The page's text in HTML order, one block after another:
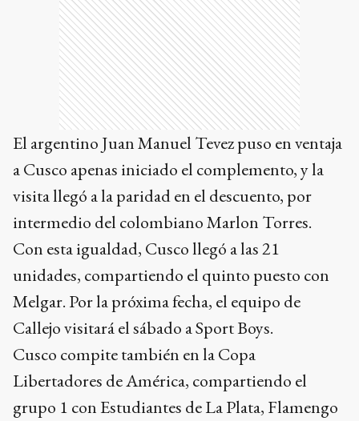
El argentino Juan Manuel Tevez puso en ventaja
a Cusco apenas iniciado el complemento, y la
visita llegó a la paridad en el descuento, por
intermedio del colombiano Marlon Torres.
Con esta igualdad, Cusco llegó a las 21
unidades, compartiendo el quinto puesto con
Melgar. Por la próxima fecha, el equipo de
Callejo visitará el sábado a Sport Boys.
Cusco compite también en la Copa
Libertadores de América, compartiendo el
grupo 1 con Estudiantes de La Plata, Flamengo